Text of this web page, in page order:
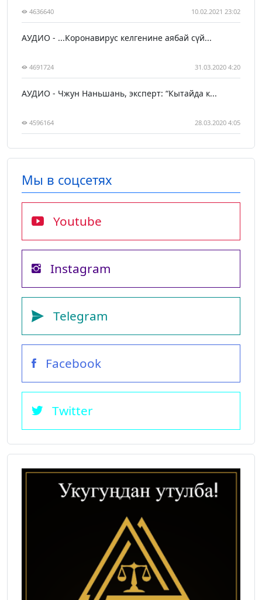
4636640 10.02.2021 23:02
АУДИО - ...Коронавирус келгенине аябай сүй...
4691724 31.03.2020 4:20
АУДИО - Чжун Наньшань, эксперт: “Кытайда к...
4596164 28.03.2020 4:05
Мы в соцсетях
Youtube
Instagram
Telegram
Facebook
Twitter